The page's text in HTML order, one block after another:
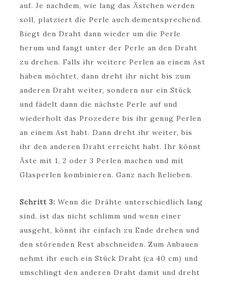
auf. Je nachdem, wie lang das Ästchen werden
soll, platziert die Perle auch dementsprechend.
Biegt den Draht dann wieder um die Perle
herum und fangt unter der Perle an den Draht
zu drehen. Falls ihr weitere Perlen an einem Ast
haben möchtet, dann dreht ihr nicht bis zum
anderen Draht weiter, sondern nur ein Stück
und fädelt dann die nächste Perle auf und
wiederholt das Prozedere bis ihr genug Perlen
an einem Ast habt. Dann dreht ihr weiter, bis
ihr den anderen Draht erreicht habt. Ihr könnt
Äste mit 1, 2 oder 3 Perlen machen und mit
Glasperlen kombinieren. Ganz nach Belieben.
Schritt 3: Wenn die Drähte unterschiedlich lang
sind, ist das nicht schlimm und wenn einer
ausgeht, könnt ihr einfach zu Ende drehen und
den störenden Rest abschneiden. Zum Anbauen
nehmt ihr euch ein Stück Draht (ca 40 cm) und
umschlingt den anderen Draht damit und dreht